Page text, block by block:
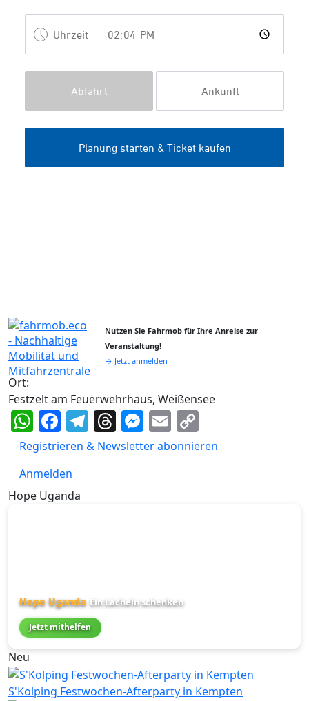
Nutzen Sie Fahrmob für Ihre Anreise zur
Veranstaltung!
→ Jetzt anmelden
Ort:
Festzelt am Feuerwehrhaus, Weißensee
WhatsApp
Facebook
Telegram
Threads
Messenger
Email
Link
Registrieren & Newsletter abonnieren
Anmelden
Hope Uganda
Hope Uganda Ein Lächeln schenken
Jetzt mithelfen
Neu
S'Kolping Festwochen-Afterparty in Kempten